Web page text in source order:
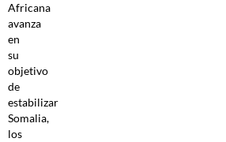
Africana
avanza
en
su
objetivo
de
estabilizar
Somalia,
los